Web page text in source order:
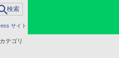
サイト
テゴリ